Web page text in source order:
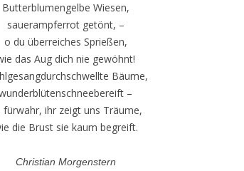
Butterblumengelbe Wiesen,
sauerampferrot getönt, –
o du überreiches Sprießen,
das Aug dich nie gewöhnt!
Bäume,
–
fürwahr, ihr zeigt uns Träume,
die Brust sie kaum begreift.
Christian Morgenstern